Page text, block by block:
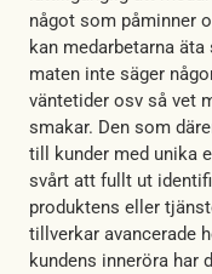
något som påminner
kan medarbetarna
maten inte säger
väntetider osv så vet
smakar. Den som
till kunder med unika
svårt att fullt ut
produktens eller
tillverkar avancerade
kundens inneröra har